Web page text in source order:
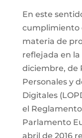
En este
cumplimiento
materia de
reflejada en la
diciembre, de
Personales y
Digitales
el Reglamento
Parlamento
abril de 2016